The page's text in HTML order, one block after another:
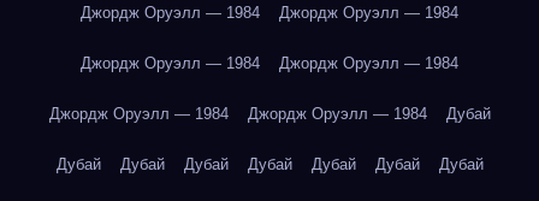
Джордж Оруэлл — 1984 Джордж Оруэлл — 1984
Джордж Оруэлл — 1984 Джордж Оруэлл — 1984
Джордж Оруэлл — 1984 Джордж Оруэлл — 1984 Дубай
Дубай Дубай Дубай Дубай Дубай Дубай Дубай